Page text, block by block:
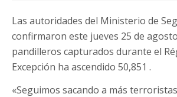
Las autoridades del Ministerio de
confirmaron este jueves 25 de
pandilleros capturados durante el
Excepción ha ascendido 50,851 .
«Seguimos sacando a más